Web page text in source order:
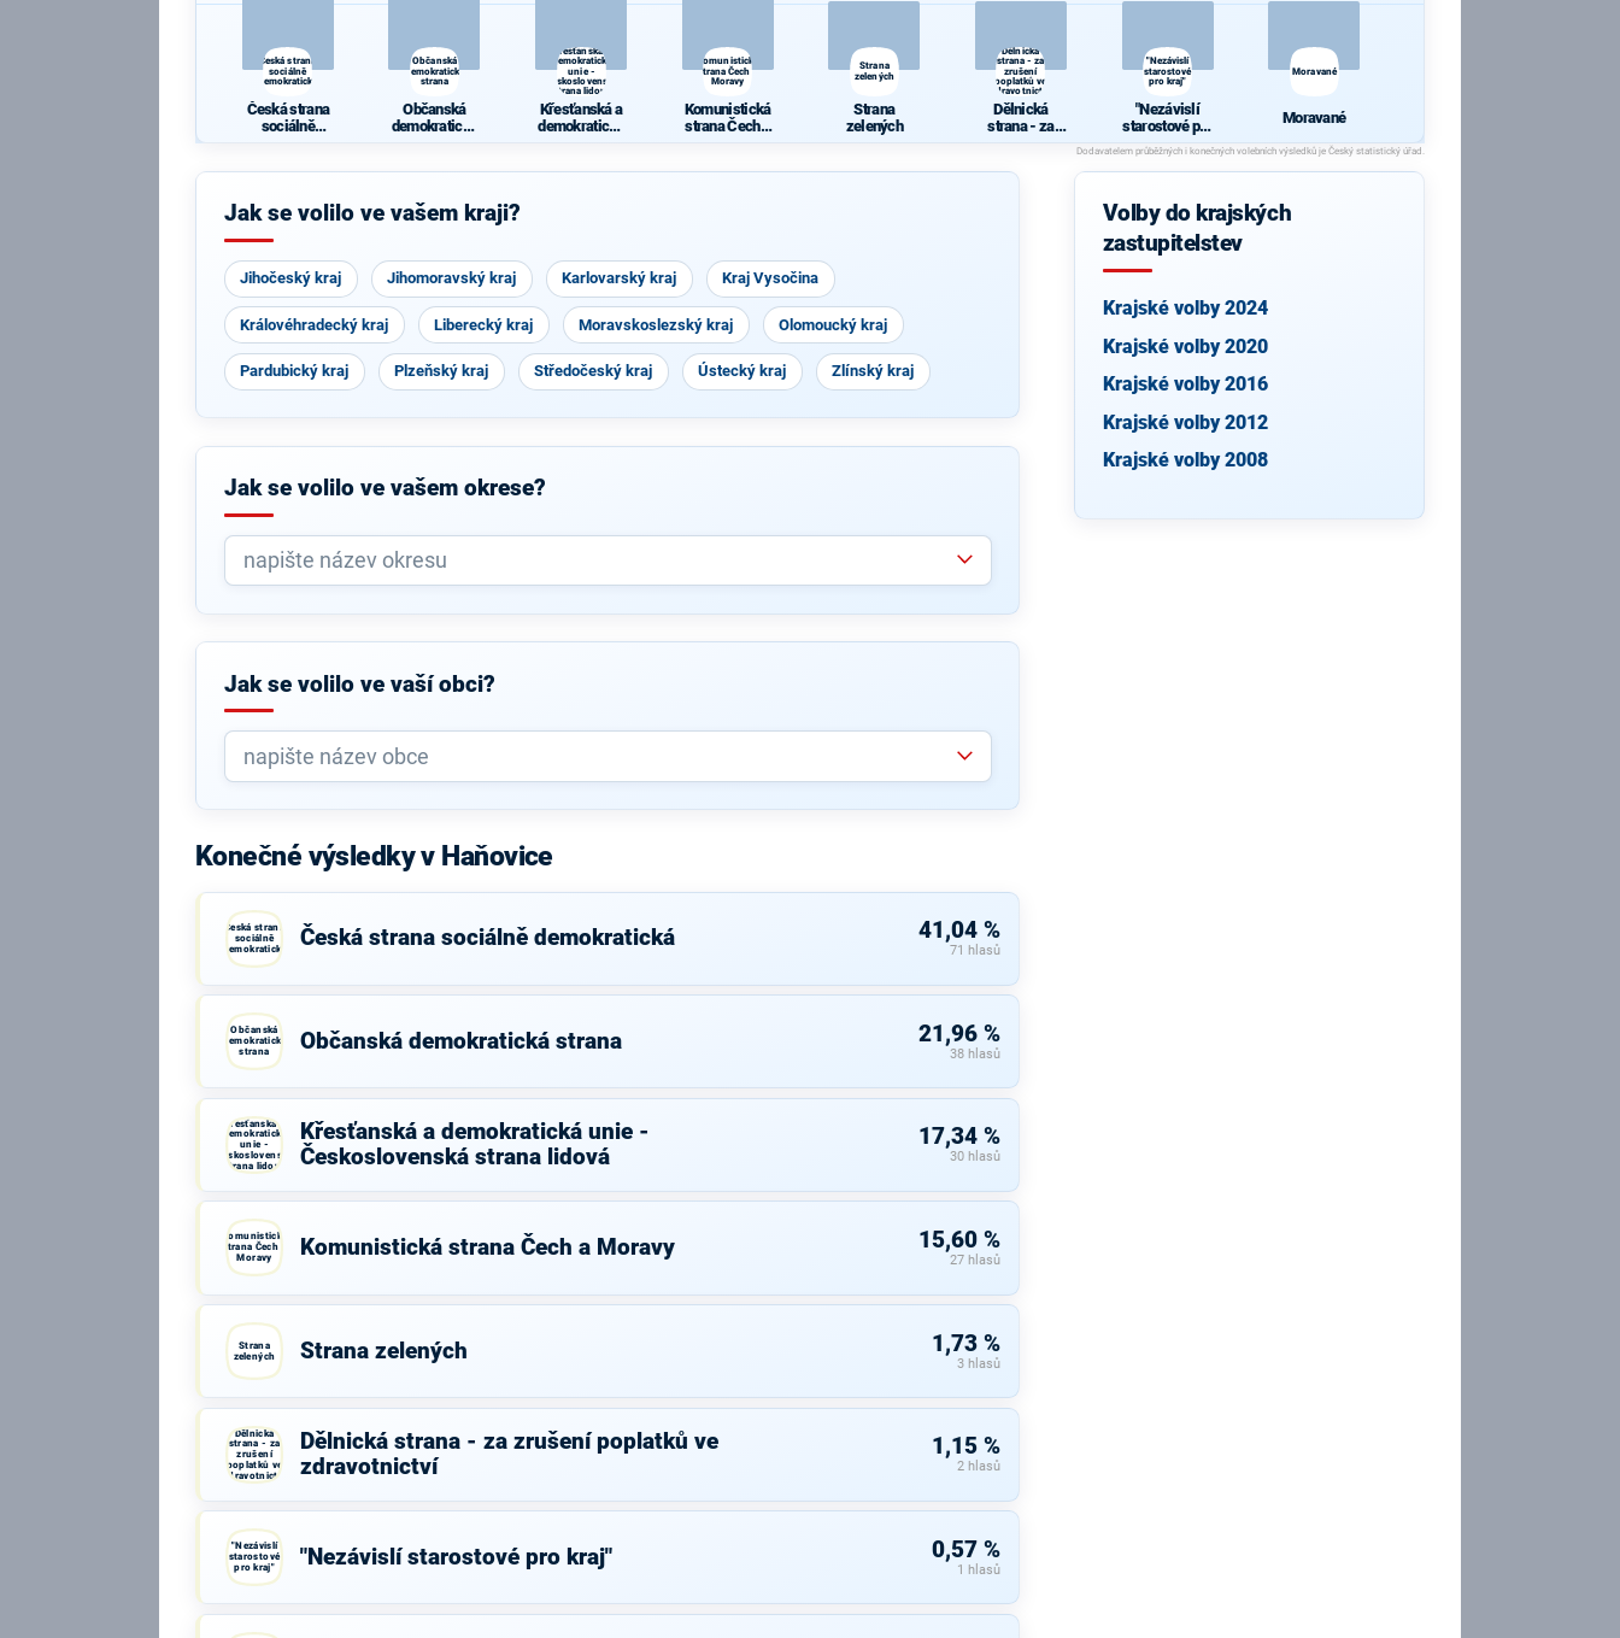
Česká strana
sociálně
demokratická
Česká strana
sociálně
Občanská
demokratická
strana
Občanská
demokratická
Křesťanská a
demokratická
unie -
Československá
strana lidová
Křesťanská a
demokratická
ká strana
Komunistická
strana Čech a
Moravy
Komunistická
strana Čech a
Strana
zelených
Strana
zelených
Dělnická
strana - za
zrušení
poplatků ve
zdravotnictví
Dělnická
strana - za
zrušení
zdravotnictví
"Nezávislí
starostové
pro kraj"
"Nezávislí
starostové pro
kraj"
Moravané
Moravané
Jak se volilo ve vašem kraji?
Jihočeský kraj Jihomoravský kraj Karlovarský kraj Kraj Vysočina
Královéhradecký kraj Liberecký kraj Moravskoslezský kraj Olomoucký kraj
Pardubický kraj Plzeňský kraj Středočeský kraj Ústecký kraj Zlínský kraj
Jak se volilo ve vašem okrese?
Jak se volilo ve vaší obci?
Konečné výsledky v Haňovice
Česká strana
sociálně
demokratická
Česká strana sociálně demokratická 41,04 %
71 hlasů
Občanská
demokratická
strana
Občanská demokratická strana 21,96 %
38 hlasů
Křesťanská a
demokratická
unie -
Československá
strana lidová
Křesťanská a demokratická unie -
Československá strana lidová
17,34 %
30 hlasů
Komunistická
strana Čech a
Moravy
Komunistická strana Čech a Moravy 15,60 %
27 hlasů
Strana
zelených
Strana zelených 1,73 %
3 hlasů
Dělnická
strana - za
zrušení
poplatků ve
zdravotnictví
Dělnická strana - za zrušení poplatků ve
zdravotnictví
1,15 %
2 hlasů
"Nezávislí
starostové
pro kraj"
"Nezávislí starostové pro kraj" 0,57 %
1 hlasů
Volby do krajských
zastupitelstev
Krajské volby 2024
Krajské volby 2020
Krajské volby 2016
Krajské volby 2012
Krajské volby 2008